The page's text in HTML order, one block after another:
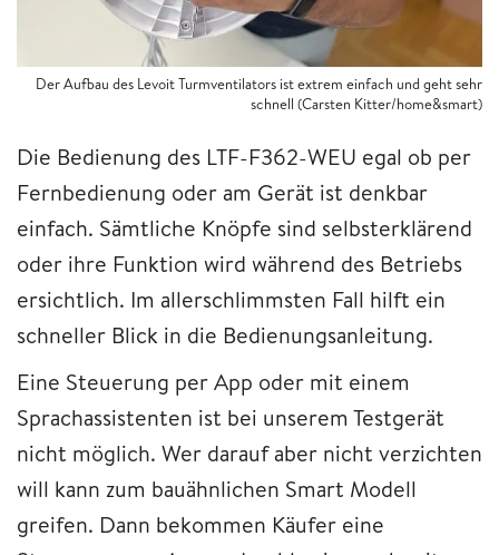
Der Aufbau des Levoit Turmventilators ist extrem einfach und geht sehr
schnell (Carsten Kitter/home&smart)
Die Bedienung des LTF-F362-WEU egal ob per
Fernbedienung oder am Gerät ist denkbar
einfach. Sämtliche Knöpfe sind selbsterklärend
oder ihre Funktion wird während des Betriebs
ersichtlich. Im allerschlimmsten Fall hilft ein
schneller Blick in die Bedienungsanleitung.
Eine Steuerung per App oder mit einem
Sprachassistenten ist bei unserem Testgerät
nicht möglich. Wer darauf aber nicht verzichten
will kann zum bauähnlichen Smart Modell
greifen. Dann bekommen Käufer eine